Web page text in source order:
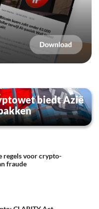
biedt Azië
regels voor crypto-
fraude